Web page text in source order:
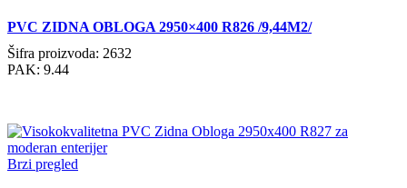
PVC ZIDNA OBLOGA 2950×400 R826 /9,44M2/
Šifra proizvoda: 2632
PAK: 9.44
Brzi pregled